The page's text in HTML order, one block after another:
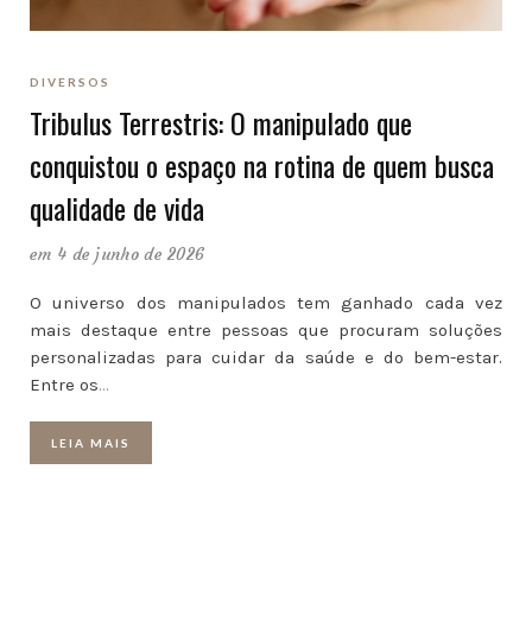
DIVERSOS
Tribulus Terrestris: O manipulado que
conquistou o espaço na rotina de quem busca
qualidade de vida
em 4 de junho de 2026
O universo dos manipulados tem ganhado cada vez
mais destaque entre pessoas que procuram soluções
personalizadas para cuidar da saúde e do bem-estar.
Entre os…
LEIA MAIS